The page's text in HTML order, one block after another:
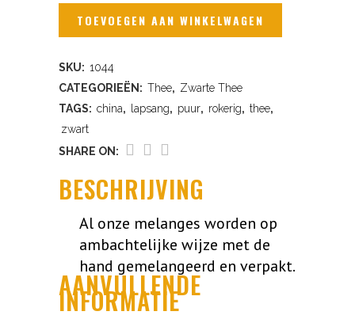
Souchong
TOEVOEGEN AAN WINKELWAGEN
SKU: 1044
CATEGORIEËN: Thee, Zwarte Thee
TAGS: china, lapsang, puur, rokerig, thee,
zwart
SHARE ON:
BESCHRIJVING
Al onze melanges worden op
ambachtelijke wijze met de
hand gemelangeerd en verpakt.
AANVULLENDE
INFORMATIE